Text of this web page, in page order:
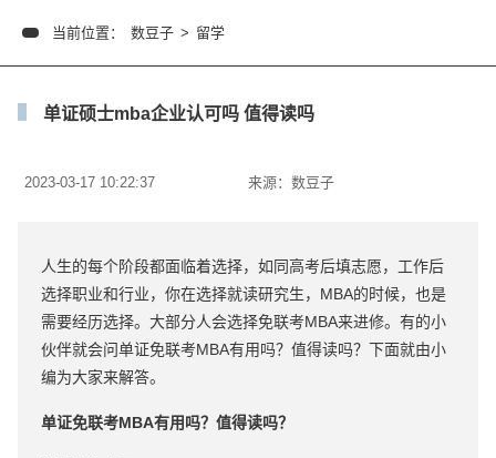
当前位置： 数豆子 > 留学
单证硕士mba企业认可吗 值得读吗
2023-03-17 10:22:37 来源： 数豆子
人生的每个阶段都面临着选择，如同高考后填志愿，工作后
选择职业和行业，你在选择就读研究生，MBA的时候，也是
需要经历选择。大部分人会选择免联考MBA来进修。有的小
伙伴就会问单证免联考MBA有用吗？值得读吗？下面就由小
编为大家来解答。
单证免联考MBA有用吗？值得读吗？